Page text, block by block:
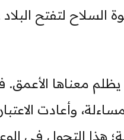
السلاح لتفتح
وحدها يظلم معناها
وأعادت الاعتبار
هذا التحول في